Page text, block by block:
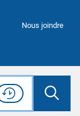
Nous joindre
tout le site
Lancer
Consulter l'
Historique
de recherche